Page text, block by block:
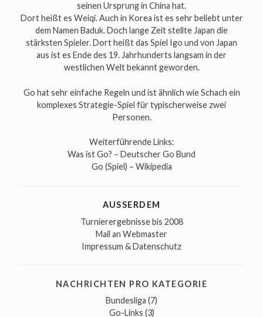
seinen Ursprung in China hat.
Dort heißt es Weiqi. Auch in Korea ist es sehr beliebt unter
dem Namen Baduk. Doch lange Zeit stellte Japan die
stärksten Spieler. Dort heißt das Spiel Igo und von Japan
aus ist es Ende des 19. Jahrhunderts langsam in der
westlichen Welt bekannt geworden.
Go hat sehr einfache Regeln und ist ähnlich wie Schach ein
komplexes Strategie-Spiel für typischerweise zwei
Personen.
Weiterführende Links:
Was ist Go? – Deutscher Go Bund
Go (Spiel) – Wikipedia
AUSSERDEM
Turnierergebnisse bis 2008
Mail an Webmaster
Impressum & Datenschutz
NACHRICHTEN PRO KATEGORIE
Bundesliga (7)
Go-Links (3)